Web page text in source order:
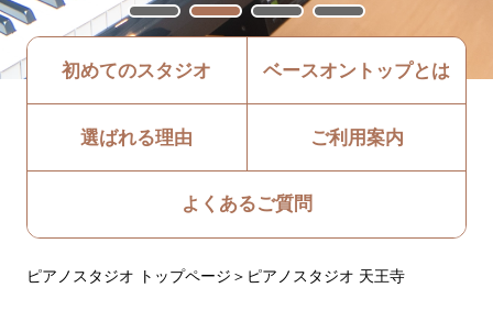
初めてのスタジオ ベースオントップとは
選ばれる理由 ご利用案内
よくあるご質問
ピアノスタジオ トップページ ピアノスタジオ 天王寺